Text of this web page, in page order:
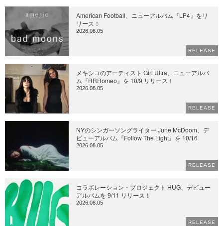
American Football、ニューアルバム『LP4』をリ
リース！
2026.08.05
RELEASE
メキシコのアーティスト Girl Ultra、ニューアルバ
ム『RRRomeo』を 10/9 リリース！
2026.08.05
RELEASE
NYのシンガーソングライター June McDoom、デ
ビューアルバム『Follow The Light』を 10/16
2026.08.05
RELEASE
コラボレーション・プロジェクト HUG、デビュー
アルバムを 9/11 リリース！
2026.08.05
RELEASE